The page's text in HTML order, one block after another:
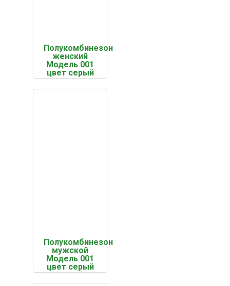
Полукомбинезон
женский
Модель 001
цвет серый
Полукомбинезон
мужской
Модель 001
цвет серый